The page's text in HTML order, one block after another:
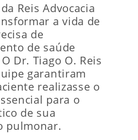
Reis Advocacia
a vida de
de
de saúde
Dr. Tiago O. Reis
garantiram
realizasse o
para o
de sua
pulmonar.